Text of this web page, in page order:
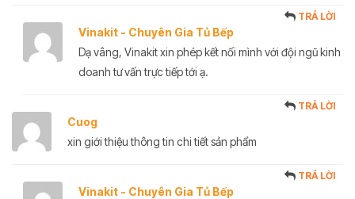
Vinakit - Chuyên Gia Tủ Bếp
TRẢ LỜI
Dạ vâng, Vinakit xin phép kết nối mình với đội ngũ kinh
doanh tư vấn trực tiếp tới ạ.
Cuog
TRẢ LỜI
xin giới thiệu thông tin chi tiết sản phẩm
Vinakit - Chuyên Gia Tủ Bếp
TRẢ LỜI